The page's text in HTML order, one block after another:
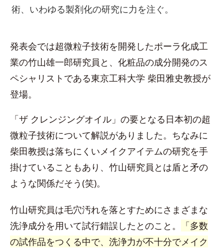
術、いわゆる製剤化の研究に力を注ぐ。
発表会では超微粒子技術を開発したポーラ化成工
業の竹山雄一郎研究員と、化粧品の成分開発のス
ペシャリストである東京工科大学 柴田雅史教授が
登場。
「ザ クレンジングオイル」の要となる日本初の超
微粒子技術について解説がありました。ちなみに
柴田教授は落ちにくいメイクアイテムの研究を手
掛けていることもあり、竹山研究員とは盾と矛の
ような関係だそう(笑)。
竹山研究員は毛穴汚れを落とすためにさまざまな
洗浄成分を用いて試行錯誤したとのこと。
「多数
の試作品をつくる中で、洗浄力が不十分でメイク